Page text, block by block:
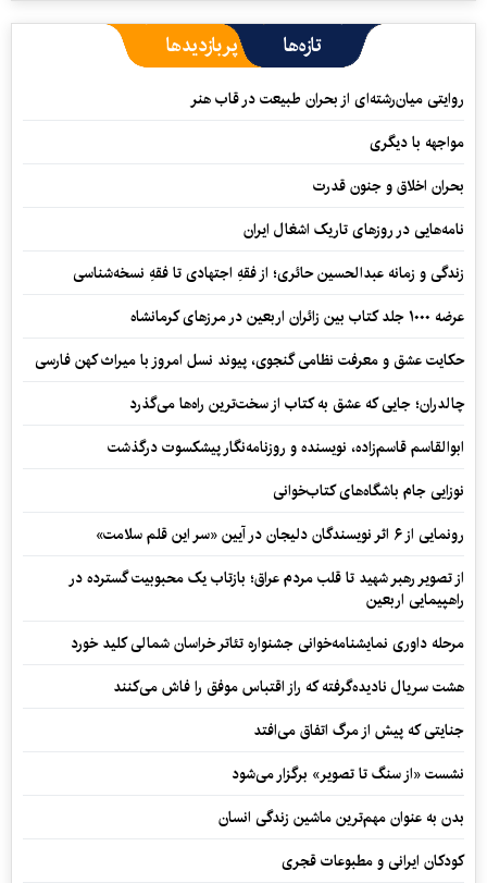
تازه‌ها پربازدیدها
روایتی میان‌رشته‌ای از بحران طبیعت در قاب هنر
مواجهه با دیگری
بحران اخلاق و جنون قدرت
نامه‌هایی در روزهای تاریک اشغال ایران
زندگی و زمانه عبدالحسین حائری؛ از فقهِ اجتهادی تا فقهِ نسخه‌شناسی
عرضه ۱۰۰۰ جلد کتاب بین زائران اربعین در مرزهای کرمانشاه
حکایت عشق و معرفت نظامی گنجوی، پیوند نسل امروز با میراث کهن فارسی
چالدران؛ جایی که عشق به کتاب از سخت‌ترین راه‌ها می‌گذرد
ابوالقاسم قاسم‌زاده، نویسنده و روزنامه‌نگار پیشکسوت درگذشت
نوزایی جام باشگاه‌های کتاب‌خوانی
رونمایی از ۶ اثر نویسندگان دلیجان در آیین «سر این قلم سلامت»
از تصویر رهبر شهید تا قلب مردم عراق؛ بازتاب یک محبوبیت گسترده در
راهپیمایی اربعین
مرحله داوری نمایشنامه‌خوانی جشنواره تئاتر خراسان شمالی کلید خورد
هشت سریال نادیده‌گرفته که راز اقتباس موفق را فاش می‌کنند
جنایتی که پیش از مرگ اتفاق می‌افتد
نشست «از سنگ تا تصویر» برگزار می‌شود
بدن به عنوان مهم‌ترین ماشین زندگی انسان
کودکان ایرانی و مطبوعات قجری